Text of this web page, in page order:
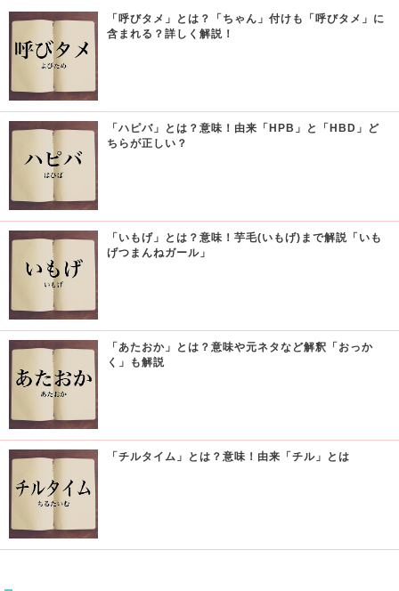
「呼びタメ」とは？「ちゃん」付けも「呼びタメ」に
含まれる？詳しく解説！
「ハピバ」とは？意味！由来「HPB」と「HBD」ど
ちらが正しい？
「いもげ」とは？意味！芋毛(いもげ)まで解説「いも
げつまんねガール」
「あたおか」とは？意味や元ネタなど解釈「おっか
く」も解説
「チルタイム」とは？意味！由来「チル」とは